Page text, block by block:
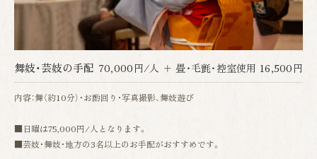
舞妓・芸妓の手配 70,000円/人 ＋ 畳・毛氈・控室使用 16,500円
内容：舞（約10分）・お酌回り・写真撮影、舞妓遊び
■日曜は75,000円/人となります。
■芸妓・舞妓・地方の3名以上のお手配がおすすめです。